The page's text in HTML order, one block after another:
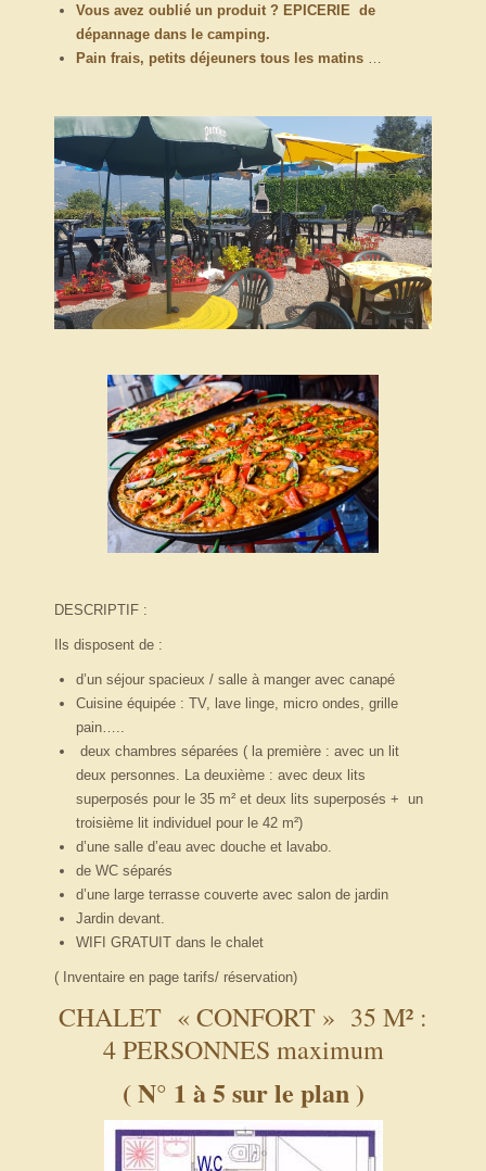
Vous avez oublié un produit ? EPICERIE de
dépannage dans le camping.
Pain frais, petits déjeuners tous les matins
DESCRIPTIF :
Ils disposent de :
d’un séjour spacieux / salle à manger avec canapé
Cuisine équipée : TV, lave linge, micro ondes, grille
pain…..
deux chambres séparées ( la première : avec un lit
deux personnes. La deuxième : avec deux lits
superposés pour le 35 m² et deux lits superposés + un
troisième lit individuel pour le 42 m²)
d’une salle d’eau avec douche et lavabo.
de WC séparés
d’une large terrasse couverte avec salon de jardin
Jardin devant.
WIFI GRATUIT dans le chalet
( Inventaire en page tarifs/ réservation)
CHALET « CONFORT » 35 M² :
4 PERSONNES maximum
( N° 1 à 5 sur le plan )